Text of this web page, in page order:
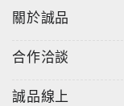
色。如果能在書
高；有著古老街
上八幡……這一趟
關於誠品
合作洽談
誠品線上